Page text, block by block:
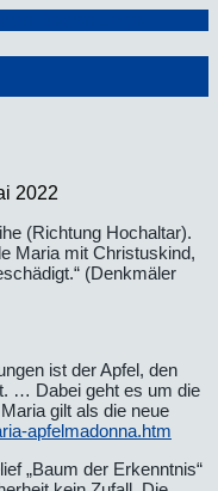
2022
(Richtung Hochaltar).
Maria mit Christuskind,
(Denkmäler
ist der Apfel, den
… Dabei geht es um die
gilt als die neue
apfelmadonna.htm
„Baum der Erkenntnis“